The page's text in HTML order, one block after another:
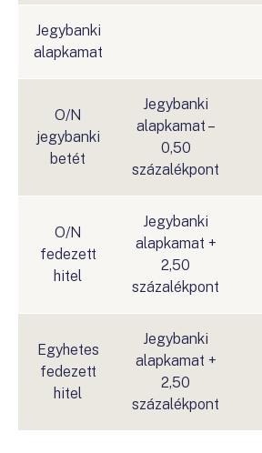
Jegybanki
alapkamat
O/N
jegybanki
betét
Jegybanki
alapkamat –
0,50
százalékpont
O/N
fedezett
hitel
Jegybanki
alapkamat +
2,50
százalékpont
Egyhetes
fedezett
hitel
Jegybanki
alapkamat +
2,50
százalékpont